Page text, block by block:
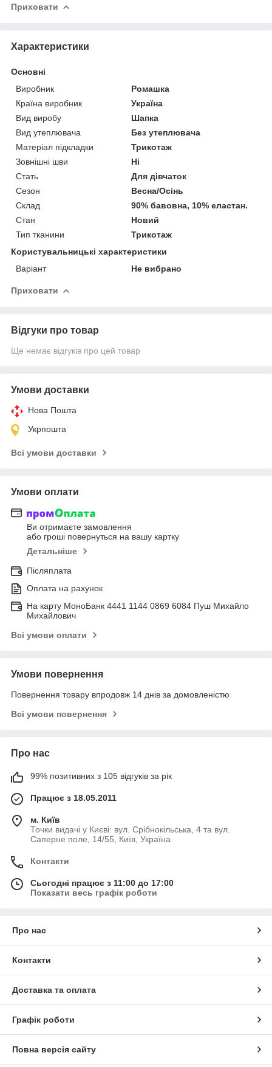
Приховати
Характеристики
Основні
Виробник
Ромашка
Країна виробник
Україна
Вид виробу
Шапка
Вид утеплювача
Без утеплювача
Матеріал підкладки
Трикотаж
Зовнішні шви
Ні
Стать
Для дівчаток
Сезон
Весна/Осінь
Склад
90% бавовна, 10% еластан.
Стан
Новий
Тип тканини
Трикотаж
Користувальницькі характеристики
Варіант
Не вибрано
Приховати
Відгуки про товар
Ще немає відгуків про цей товар
Умови доставки
Нова Пошта
Укрпошта
Всі умови доставки
Умови оплати
Ви отримаєте замовлення
або гроші повернуться на вашу картку
Детальніше
Післяплата
Оплата на рахунок
На карту МоноБанк 4441 1144 0869 6084 Пуш Михайло
Михайлович
Всі умови оплати
Умови повернення
Повернення товару впродовж 14 днів за домовленістю
Всі умови повернення
Про нас
99% позитивних з 105 відгуків за рік
Працює з 18.05.2011
м. Київ
Точки видачі у Києві: вул. Срібнокільська, 4 та вул.
Саперне поле, 14/55, Київ, Україна
Контакти
Сьогодні працює з 11:00 до 17:00
Показати весь графік роботи
Про нас
Контакти
Доставка та оплата
Графік роботи
Повна версія сайту